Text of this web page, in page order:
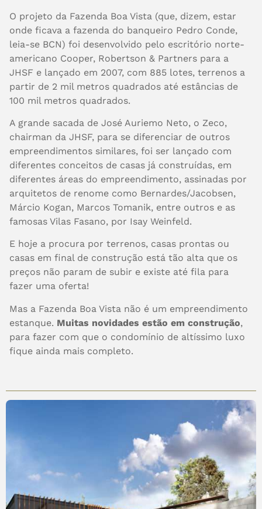
O projeto da Fazenda Boa Vista (que, dizem, estar
onde ficava a fazenda do banqueiro Pedro Conde,
leia-se BCN) foi desenvolvido pelo escritório norte-
americano Cooper, Robertson & Partners para a
JHSF e lançado em 2007, com 885 lotes, terrenos a
partir de 2 mil metros quadrados até estâncias de
100 mil metros quadrados.
A grande sacada de José Auriemo Neto, o Zeco,
chairman da JHSF, para se diferenciar de outros
empreendimentos similares, foi ser lançado com
diferentes conceitos de casas já construídas, em
diferentes áreas do empreendimento, assinadas por
arquitetos de renome como Bernardes/Jacobsen,
Márcio Kogan, Marcos Tomanik, entre outros e as
famosas Vilas Fasano, por Isay Weinfeld.
E hoje a procura por terrenos, casas prontas ou
casas em final de construção está tão alta que os
preços não param de subir e existe até fila para
fazer uma oferta!
Mas a Fazenda Boa Vista não é um empreendimento
estanque. Muitas novidades estão em construção,
para fazer com que o condomínio de altíssimo luxo
fique ainda mais completo.